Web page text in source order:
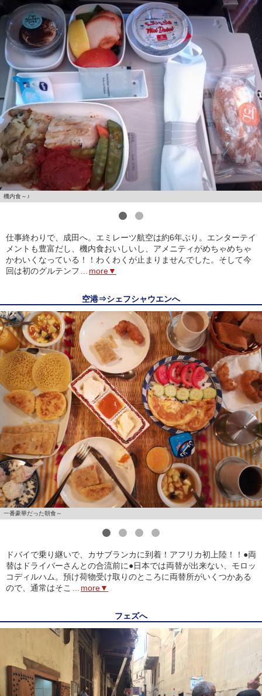
機内食～♪
仕事終わりで、成田へ。エミレーツ航空は約6年ぶり。エンターテイ
メントも豊富だし、機内食おいしいし、アメニティがめちゃめちゃ
かわいくなっている！！わくわくが止まりませんでした。そして今
回は初のグルテンフ
more▼
空港⇒シェフシャウエンへ
一番豪華だった朝食～
ドバイで乗り継いで、カサブランカに到着！アフリカ初上陸！！●両
替はドライバーさんとの合流前に●日本では両替が出来ない、モロッ
コディルハム。預け荷物受け取りのところに両替所がいくつかある
ので、通常はそこ
more▼
フェズへ